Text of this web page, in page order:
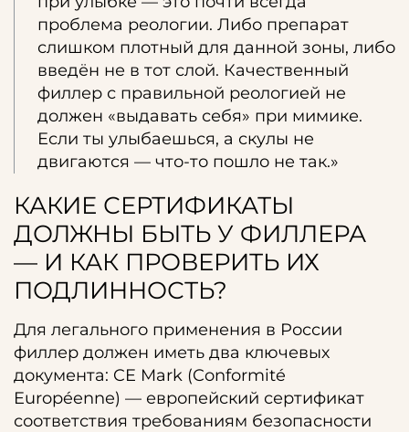
проблема реологии. Либо препарат
слишком плотный для данной зоны, либо
введён не в тот слой. Качественный
филлер с правильной реологией не
должен «выдавать себя» при мимике.
Если ты улыбаешься, а скулы не
двигаются — что-то пошло не так.»
КАКИЕ СЕРТИФИКАТЫ
ДОЛЖНЫ БЫТЬ У ФИЛЛЕРА
— И КАК ПРОВЕРИТЬ ИХ
ПОДЛИННОСТЬ?
Для легального применения в России
филлер должен иметь два ключевых
документа: CE Mark (Conformité
Européenne) — европейский сертификат
соответствия требованиям безопасности